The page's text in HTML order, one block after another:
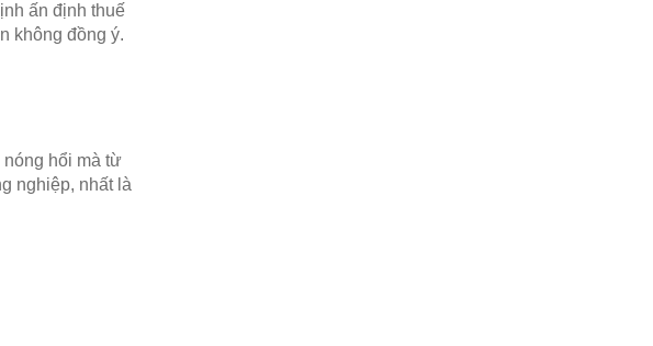
ấn định thuế
không đồng ý.
hổi mà từ
nghiệp, nhất là